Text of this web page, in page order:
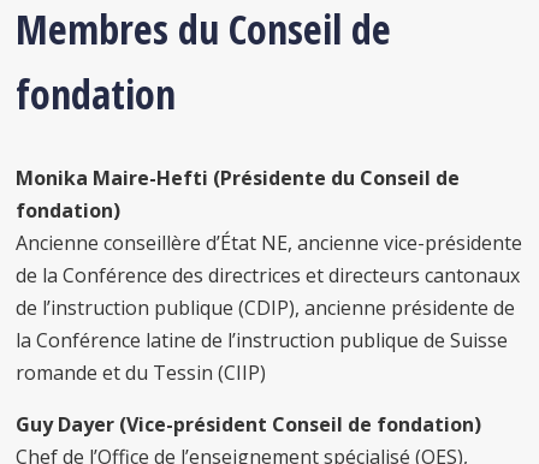
Membres du Conseil de
fondation
Monika Maire-Hefti (Présidente du Conseil de
fondation)
Ancienne conseillère d’État NE, ancienne vice-présidente
de la Conférence des directrices et directeurs cantonaux
de l’instruction publique (CDIP), ancienne présidente de
la Conférence latine de l’instruction publique de Suisse
romande et du Tessin (CIIP)
Guy Dayer (Vice-président Conseil de fondation)
Chef de l’Office de l’enseignement spécialisé (OES),